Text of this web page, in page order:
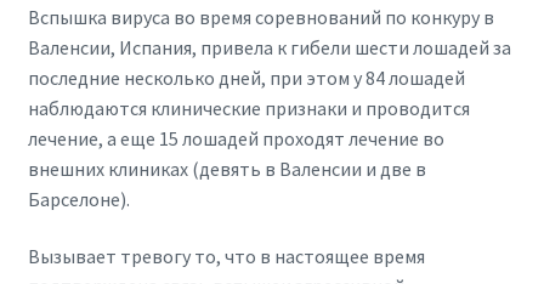
Вспышка вируса во время соревнований по конкуру в
Валенсии, Испания, привела к гибели шести лошадей за
последние несколько дней, при этом у 84 лошадей
наблюдаются клинические признаки и проводится
лечение, а еще 15 лошадей проходят лечение во
внешних клиниках (девять в Валенсии и две в
Барселоне).
Вызывает тревогу то, что в настоящее время